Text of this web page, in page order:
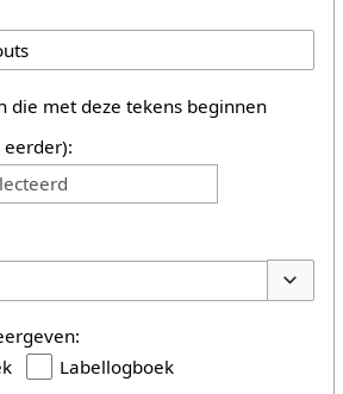
die met deze tekens beginnen
eerder):
Labellogboek